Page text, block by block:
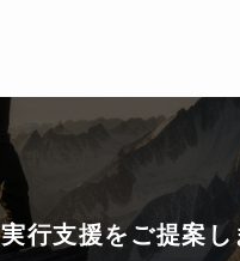
実行支援をご提案し